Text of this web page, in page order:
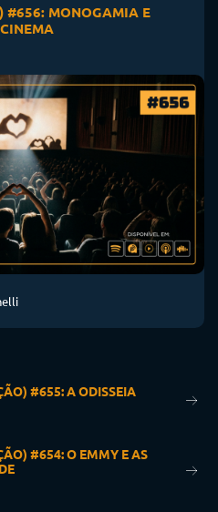
#656: MONOGAMIA E
#655: A ODISSEIA
#654: O EMMY E AS